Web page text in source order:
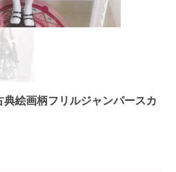
典絵画柄フリルジャンパースカ